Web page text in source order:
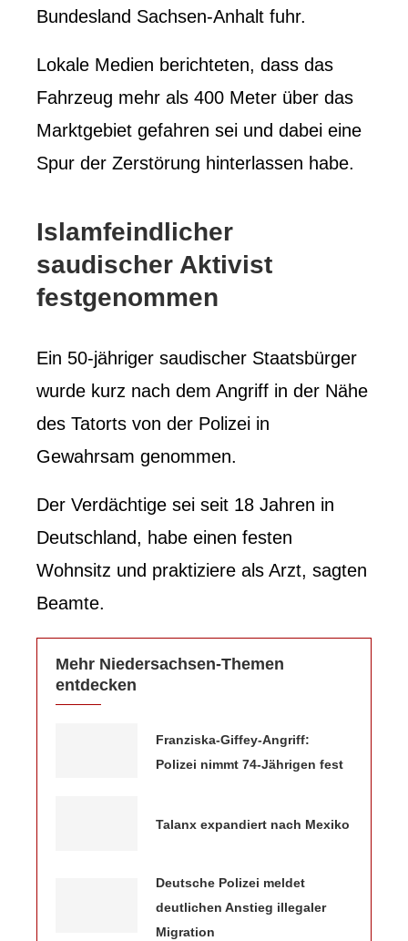
Bundesland Sachsen-Anhalt fuhr.
Lokale Medien berichteten, dass das
Fahrzeug mehr als 400 Meter über das
Marktgebiet gefahren sei und dabei eine
Spur der Zerstörung hinterlassen habe.
Islamfeindlicher
saudischer Aktivist
festgenommen
Ein 50-jähriger saudischer Staatsbürger
wurde kurz nach dem Angriff in der Nähe
des Tatorts von der Polizei in
Gewahrsam genommen.
Der Verdächtige sei seit 18 Jahren in
Deutschland, habe einen festen
Wohnsitz und praktiziere als Arzt, sagten
Beamte.
Mehr Niedersachsen-Themen
entdecken
Franziska-Giffey-Angriff:
Polizei nimmt 74-Jährigen fest
Talanx expandiert nach Mexiko
Deutsche Polizei meldet
deutlichen Anstieg illegaler
Migration